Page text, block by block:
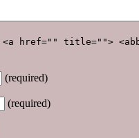
<a href="" title="">
(required)
(required)